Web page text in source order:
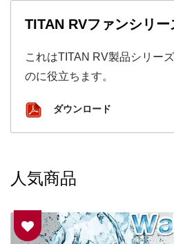
TITAN RVファンシリー
これはTITAN RV製品シリー
のに役立ちます。
ダウンロード
人気商品